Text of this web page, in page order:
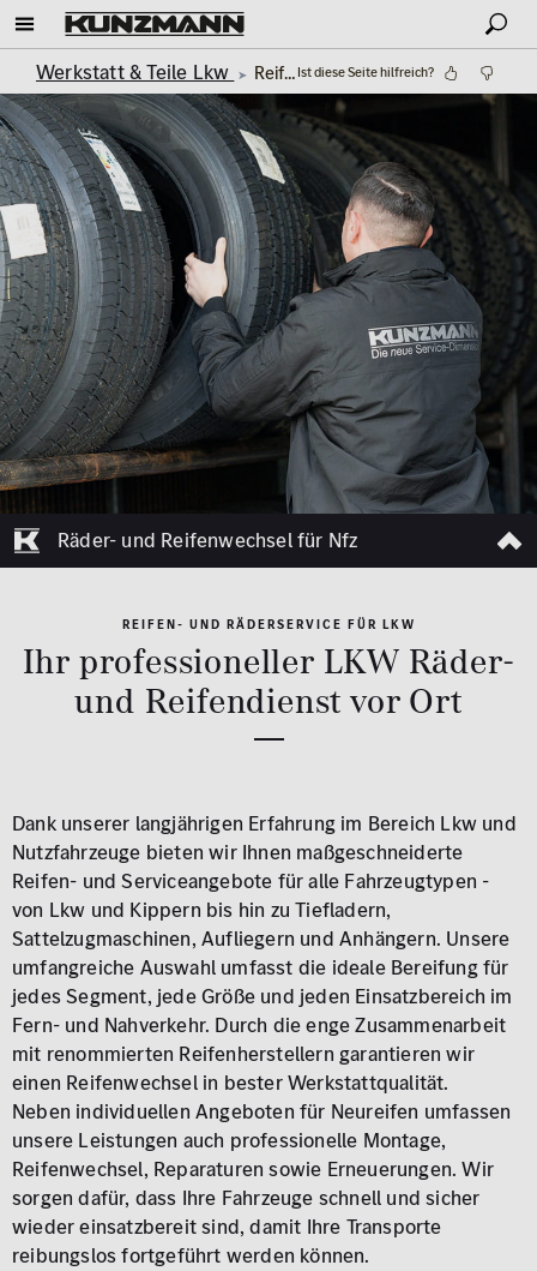
Werkstatt & Teile Lkw Reifenwechsel NFZ und LKW Ist diese Seite hilfreich?
Räder- und Reifenwechsel für Nfz
REIFEN- UND RÄDERSERVICE FÜR LKW
Ihr professioneller LKW Räder-
und Reifendienst vor Ort
Dank unserer langjährigen Erfahrung im Bereich Lkw und
Nutzfahrzeuge bieten wir Ihnen maßgeschneiderte
Reifen- und Serviceangebote für alle Fahrzeugtypen -
von Lkw und Kippern bis hin zu Tiefladern,
Sattelzugmaschinen, Aufliegern und Anhängern. Unsere
umfangreiche Auswahl umfasst die ideale Bereifung für
jedes Segment, jede Größe und jeden Einsatzbereich im
Fern- und Nahverkehr. Durch die enge Zusammenarbeit
mit renommierten Reifenherstellern garantieren wir
einen Reifenwechsel in bester Werkstattqualität.
Neben individuellen Angeboten für Neureifen umfassen
unsere Leistungen auch professionelle Montage,
Reifenwechsel, Reparaturen sowie Erneuerungen. Wir
sorgen dafür, dass Ihre Fahrzeuge schnell und sicher
wieder einsatzbereit sind, damit Ihre Transporte
reibungslos fortgeführt werden können.